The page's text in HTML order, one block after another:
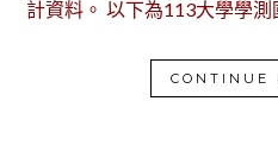
計資料。 以下為113大學學
CONTINUE